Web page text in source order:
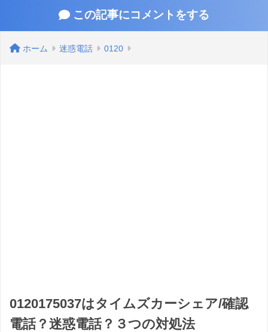
この記事にコメントをする
ホーム 迷惑電話 0120
0120175037はタイムズカーシェア/確認
電話？迷惑電話？３つの対処法